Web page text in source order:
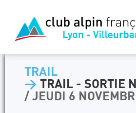
TRAIL
> TRAIL - SORTIE
/ JEUDI 6